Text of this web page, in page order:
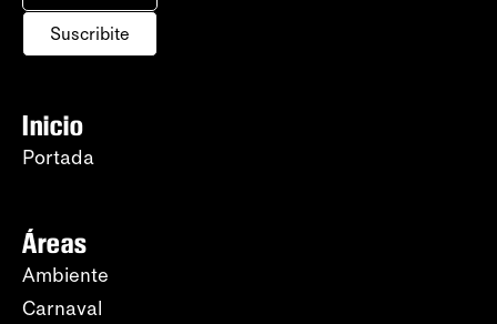
Suscribite
Inicio
Portada
Áreas
Ambiente
Carnaval